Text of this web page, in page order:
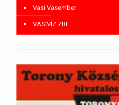
Vasi Vasember
VASIVÍZ ZRt.